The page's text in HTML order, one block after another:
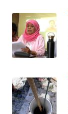
WN
KALTARA
WN
WN
KALTIM